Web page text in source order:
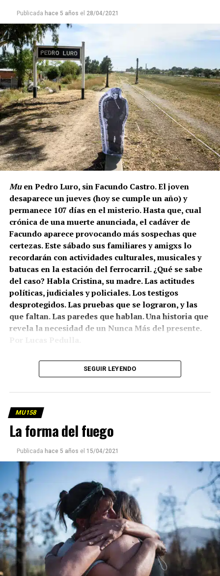
Publicada hace 5 años el 28/04/2021
Muen Pedro Luro, sin Facundo Castro. El joven
desaparece un jueves (hoy se cumple un año) y
permanece 107 días en el misterio. Hasta que, cual
crónica de una muerte anunciada, el cadáver de
Facundo aparece provocando más sospechas que
certezas. Este sábado sus familiares y amigxs lo
recordarán con actividades culturales, musicales y
batucas en la estación del ferrocarril. ¿Qué se sabe
del caso? Habla Cristina, su madre. Las actitudes
políticas, judiciales y policiales. Los testigos
desprotegidos. Las pruebas que se lograron, y las
que faltan. Las paredes que hablan. Una historia que
revela la necesidad de un Nunca Más del presente.
Este viaje pudimos hacerlo gracias a nuestrxs
suscriptorxs.
#HaceteCómplice acá para seguir bancando
(más…)
SEGUIR LEYENDO
MU158
La forma del fuego
Publicada hace 5 años el 15/04/2021